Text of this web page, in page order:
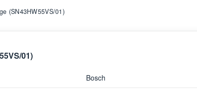
(SN43HW55VS/01)
01)
Bosch